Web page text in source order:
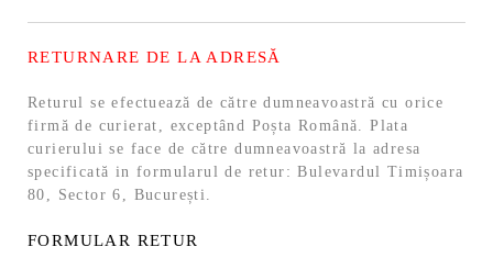
RETURNARE DE LA ADRESĂ
Returul se efectuează de către dumneavoastră cu orice
firmă de curierat, exceptând Poșta Română. Plata
curierului se face de către dumneavoastră la adresa
specificată in formularul de retur: Bulevardul Timișoara
80, Sector 6, București.
FORMULAR RETUR